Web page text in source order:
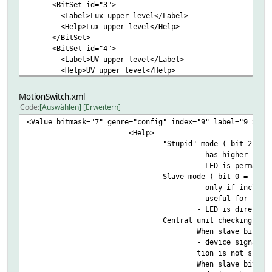
<BitSet id="3">
<Label>Lux upper level</Label>
<Help>Lux upper level</Help>
</BitSet>
<BitSet id="4">
<Label>UV upper level</Label>
<Help>UV upper level</Help>
<BitSet id="5">
<Label>Temperature lower level</Label>
<Help>Temperature lover level</Help>
</BitSet>
<Label>Humidity lower level</Label>
<Help>Humidity lower level</Help>
MotionSwitch.xml
Code Auswählen Erweitern
<Value bitmask="7" genre="config" index="9"
<Help>
"Stupid" mode ( bit 2 =
- has higher
- LED is
Slave mode ( bit 0 = 1 ):
- only if included
- useful for
- LED is directly
Central unit checking (
When slave bit
- device
tion is not
When slave bit